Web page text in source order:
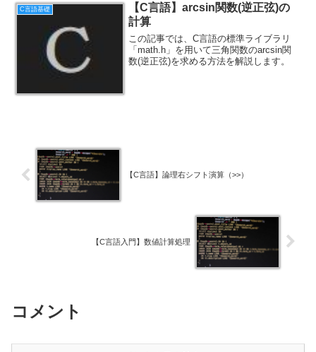
C言語基礎
【C言語】arcsin関数(逆正弦)の
計算
この記事では、C言語の標準ライブラリ
「math.h」を用いて三角関数のarcsin関
数(逆正弦)を求める方法を解説します。
【C言語】論理右シフト演算（>>）
【C言語入門】数値計算処理
コメント